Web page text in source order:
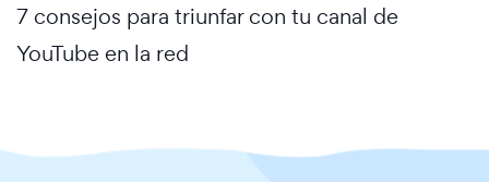
7 consejos para triunfar con tu canal de
YouTube en la red